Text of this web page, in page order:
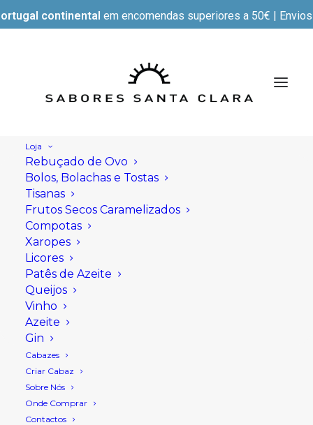
continental em encomendas superiores a 50€ |
Loja
Rebuçado de Ovo
Bolos, Bolachas e Tostas
Tisanas
Frutos Secos Caramelizados
Compotas
Xaropes
Licores
Patês de Azeite
Queijos
Vinho
Azeite
Gin
Cabazes
Criar Cabaz
Sobre Nós
Onde Comprar
Contactos